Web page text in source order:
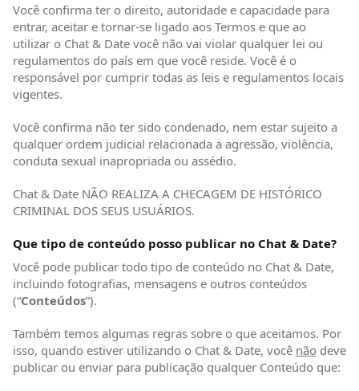
Você confirma ter o direito, autoridade e capacidade para
entrar, aceitar e tornar-se ligado aos Termos e que ao
utilizar o Chat & Date você não vai violar qualquer lei ou
regulamentos do país em que você reside. Você é o
responsável por cumprir todas as leis e regulamentos locais
vigentes.
Você confirma não ter sido condenado, nem estar sujeito a
qualquer ordem judicial relacionada a agressão, violência,
conduta sexual inapropriada ou assédio.
Chat & Date NÃO REALIZA A CHECAGEM DE HISTÓRICO
CRIMINAL DOS SEUS USUÁRIOS.
Que tipo de conteúdo posso publicar no Chat & Date?
Você pode publicar todo tipo de conteúdo no Chat & Date,
incluindo fotografias, mensagens e outros conteúdos
(“Conteúdos”).
Também temos algumas regras sobre o que aceitamos. Por
isso, quando estiver utilizando o Chat & Date, você não deve
publicar ou enviar para publicação qualquer Conteúdo que: